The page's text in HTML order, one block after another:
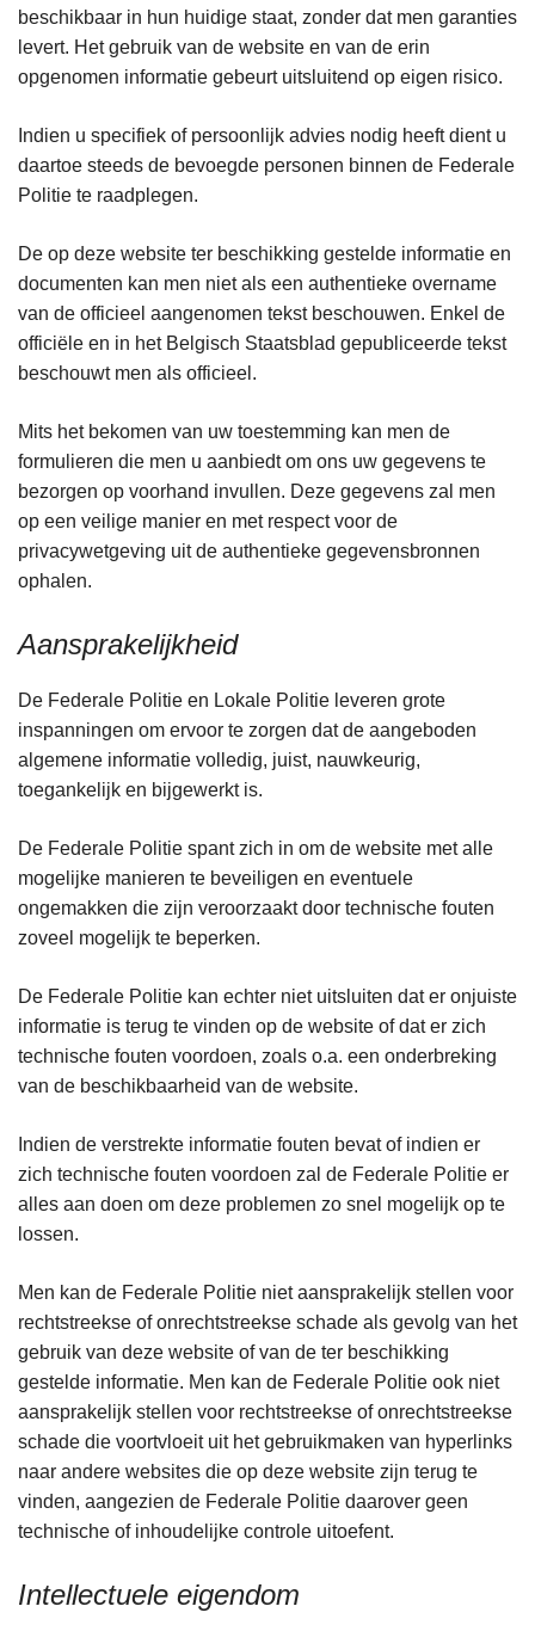
beschikbaar in hun huidige staat, zonder dat men garanties
levert. Het gebruik van de website en van de erin
opgenomen informatie gebeurt uitsluitend op eigen risico.
Indien u specifiek of persoonlijk advies nodig heeft dient u
daartoe steeds de bevoegde personen binnen de Federale
Politie te raadplegen.
De op deze website ter beschikking gestelde informatie en
documenten kan men niet als een authentieke overname
van de officieel aangenomen tekst beschouwen. Enkel de
officiële en in het Belgisch Staatsblad gepubliceerde tekst
beschouwt men als officieel.
Mits het bekomen van uw toestemming kan men de
formulieren die men u aanbiedt om ons uw gegevens te
bezorgen op voorhand invullen. Deze gegevens zal men
op een veilige manier en met respect voor de
privacywetgeving uit de authentieke gegevensbronnen
ophalen.
Aansprakelijkheid
De Federale Politie en Lokale Politie leveren grote
inspanningen om ervoor te zorgen dat de aangeboden
algemene informatie volledig, juist, nauwkeurig,
toegankelijk en bijgewerkt is.
De Federale Politie spant zich in om de website met alle
mogelijke manieren te beveiligen en eventuele
ongemakken die zijn veroorzaakt door technische fouten
zoveel mogelijk te beperken.
De Federale Politie kan echter niet uitsluiten dat er onjuiste
informatie is terug te vinden op de website of dat er zich
technische fouten voordoen, zoals o.a. een onderbreking
van de beschikbaarheid van de website.
Indien de verstrekte informatie fouten bevat of indien er
zich technische fouten voordoen zal de Federale Politie er
alles aan doen om deze problemen zo snel mogelijk op te
lossen.
Men kan de Federale Politie niet aansprakelijk stellen voor
rechtstreekse of onrechtstreekse schade als gevolg van het
gebruik van deze website of van de ter beschikking
gestelde informatie. Men kan de Federale Politie ook niet
aansprakelijk stellen voor rechtstreekse of onrechtstreekse
schade die voortvloeit uit het gebruikmaken van hyperlinks
naar andere websites die op deze website zijn terug te
vinden, aangezien de Federale Politie daarover geen
technische of inhoudelijke controle uitoefent.
Intellectuele eigendom